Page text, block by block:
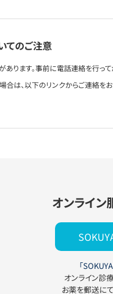
てのご注意
ります。事前に電話連絡を行っ
合は、以下のリンクからご連絡を
オンライ
「
オンライン診
お薬を郵送に